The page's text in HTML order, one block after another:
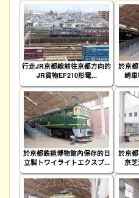
行走JR京都線前往京都方向的
JR貨物EF210形電...
於京
崎
於京都鉄道博物館內保存的日
立製トワイライトエクスプ...
於京
京